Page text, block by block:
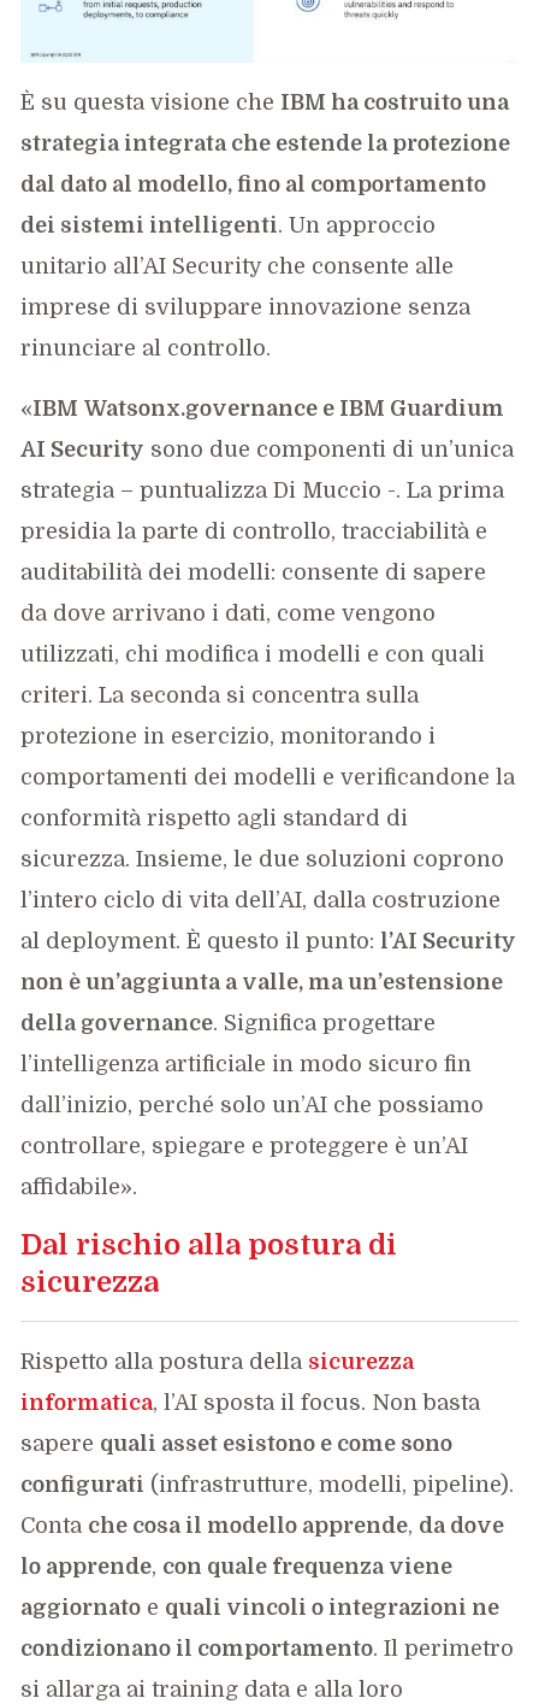
È su questa visione che IBM ha costruito una
strategia integrata che estende la protezione
dal dato al modello, fino al comportamento
dei sistemi intelligenti. Un approccio
unitario all’AI Security che consente alle
imprese di sviluppare innovazione senza
rinunciare al controllo.
«IBM Watsonx.governance e IBM Guardium
AI Security sono due componenti di un’unica
strategia – puntualizza Di Muccio -. La prima
presidia la parte di controllo, tracciabilità e
auditabilità dei modelli: consente di sapere
da dove arrivano i dati, come vengono
utilizzati, chi modifica i modelli e con quali
criteri. La seconda si concentra sulla
protezione in esercizio, monitorando i
comportamenti dei modelli e verificandone la
conformità rispetto agli standard di
sicurezza. Insieme, le due soluzioni coprono
l’intero ciclo di vita dell’AI, dalla costruzione
al deployment. È questo il punto: l’AI Security
non è un’aggiunta a valle, ma un’estensione
della governance. Significa progettare
l’intelligenza artificiale in modo sicuro fin
dall’inizio, perché solo un’AI che possiamo
controllare, spiegare e proteggere è un’AI
affidabile».
Dal rischio alla postura di
sicurezza
Rispetto alla postura della sicurezza
informatica, l’AI sposta il focus. Non basta
sapere quali asset esistono e come sono
configurati (infrastrutture, modelli, pipeline).
Conta che cosa il modello apprende, da dove
lo apprende, con quale frequenza viene
aggiornato e quali vincoli o integrazioni ne
condizionano il comportamento. Il perimetro
si allarga ai training data e alla loro